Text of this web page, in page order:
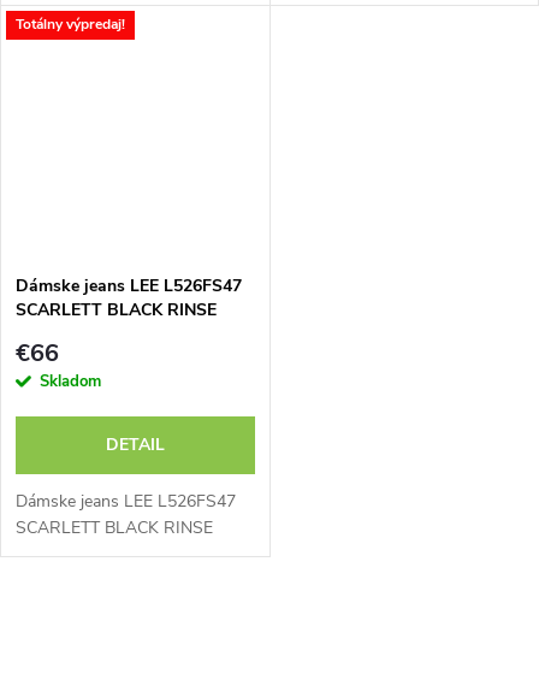
Totálny výpredaj!
Dámske jeans LEE L526FS47
SCARLETT BLACK RINSE
€66
Skladom
DETAIL
Dámske jeans LEE L526FS47
SCARLETT BLACK RINSE